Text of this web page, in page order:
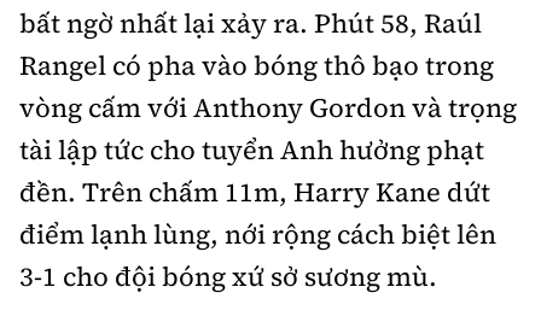
bất ngờ nhất lại xảy ra. Phút 58, Raúl
Rangel có pha vào bóng thô bạo trong
vòng cấm với Anthony Gordon và trọng
tài lập tức cho tuyển Anh hưởng phạt
đền. Trên chấm 11m, Harry Kane dứt
điểm lạnh lùng, nới rộng cách biệt lên
3-1 cho đội bóng xứ sở sương mù.